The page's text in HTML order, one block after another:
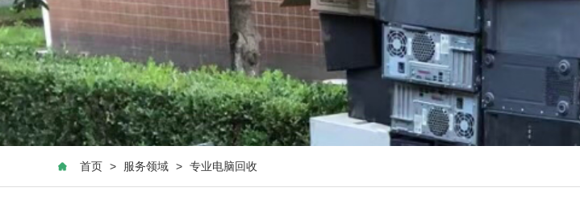
首页 > 服务领域 > 专业电脑回收